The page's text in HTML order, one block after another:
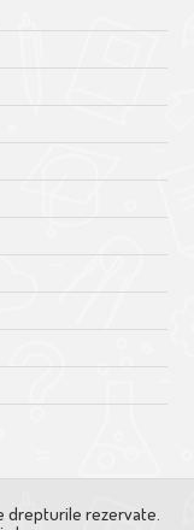
drepturile rezervate.